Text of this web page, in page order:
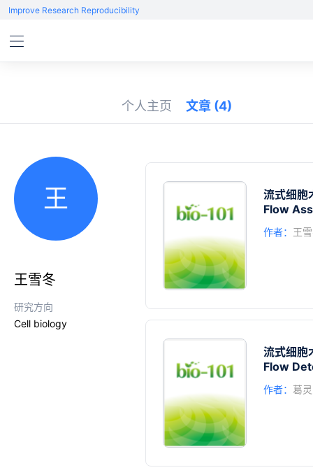
Improve Research Reproducibility
个人主页 文章 (4)
王
王雪冬
研究方向
Cell biology
流式细胞
Flow
作者： 王
流式细胞
Flow
作者： 葛灵